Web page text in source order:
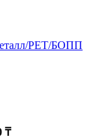
PET/БОПП
₸